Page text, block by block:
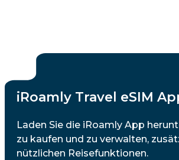
iRoamly Travel eSIM
Laden Sie die iRoamly App
zu kaufen und zu verwalten,
nützlichen Reisefunktionen.